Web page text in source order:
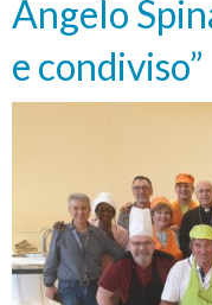
ad
Ancona
e
a
Angelo
e condiviso”